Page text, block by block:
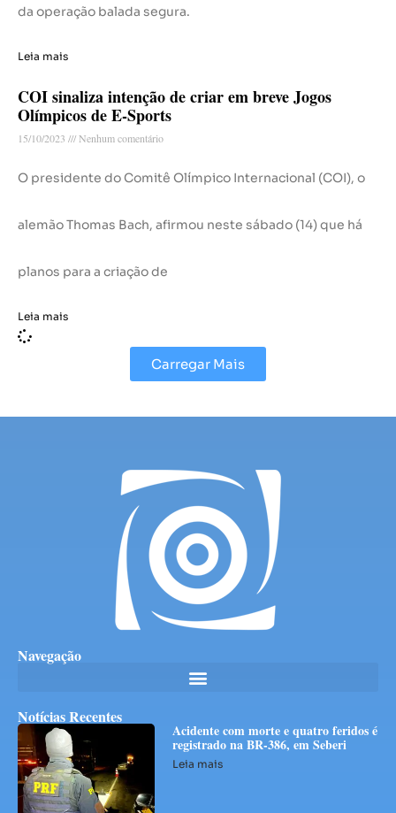
da operação balada segura.
Leia mais
COI sinaliza intenção de criar em breve Jogos
Olímpicos de E-Sports
15/10/2023 Nenhum comentário
O presidente do Comitê Olímpico Internacional (COI), o
alemão Thomas Bach, afirmou neste sábado (14) que há
planos para a criação de
Leia mais
Carregar Mais
Navegação
Notícias Recentes
Acidente com morte e quatro feridos é
registrado na BR-386, em Seberi
Leia mais